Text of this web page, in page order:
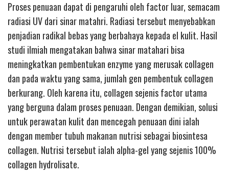
Proses penuaan dapat di pengaruhi oleh factor luar, semacam
radiasi UV dari sinar matahri. Radiasi tersebut menyebabkan
penjadian radikal bebas yang berbahaya kepada el kulit. Hasil
studi ilmiah mengatakan bahwa sinar matahari bisa
meningkatkan pembentukan enzyme yang merusak collagen
dan pada waktu yang sama, jumlah gen pembentuk collagen
berkurang. Oleh karena itu, collagen sejenis factor utama
yang berguna dalam proses penuaan. Dengan demikian, solusi
untuk perawatan kulit dan mencegah penuaan dini ialah
dengan member tubuh makanan nutrisi sebagai biosintesa
collagen. Nutrisi tersebut ialah alpha-gel yang sejenis 100%
collagen hydrolisate.